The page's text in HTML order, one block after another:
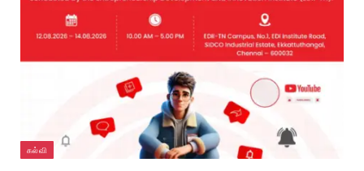
கல்வி